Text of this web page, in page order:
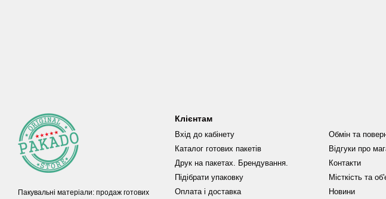
Пакувальні матеріали: продаж готових
Клієнтам
Вхід до кабінету
Каталог готових пакетів
Друк на пакетах. Брендування.
Підібрати упаковку
Оплата і доставка
Обмін та
Відгуки про
Контакти
Місткість та
Новини